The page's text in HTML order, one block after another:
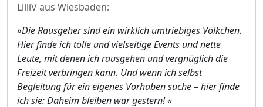
LilliV aus Wiesbaden:
»Die Rausgeher sind ein wirklich umtriebiges Völkchen.
Hier finde ich tolle und vielseitige Events und nette
Leute, mit denen ich rausgehen und vergnüglich die
Freizeit verbringen kann. Und wenn ich selbst
Begleitung für ein eigenes Vorhaben suche – hier finde
ich sie: Daheim bleiben war gestern! «